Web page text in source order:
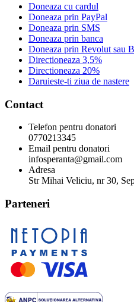
Doneaza cu cardul
Doneaza prin PayPal
Doneaza prin SMS
Doneaza prin banca
Doneaza prin Revolut sau
Directioneaza 3,5%
Directioneaza 20%
Daruieste-ti ziua de nastere
Contact
Telefon pentru donatori
0770213345
Email pentru donatori
infosperanta@gmail.com
Adresa
Str Mihai Veliciu, nr 30,
Parteneri